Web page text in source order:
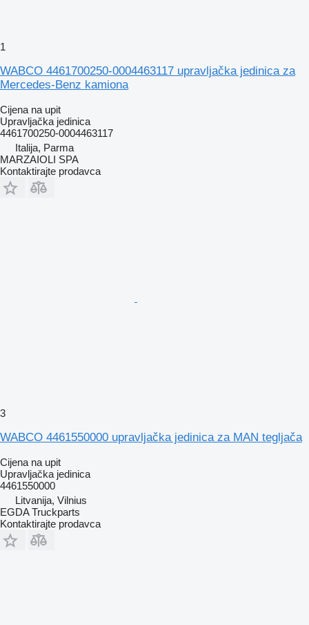
1
WABCO 4461700250-0004463117 upravljačka jedinica za
Mercedes-Benz kamiona
Cijena na upit
Upravljačka jedinica
4461700250-0004463117
Italija, Parma
MARZAIOLI SPA
Kontaktirajte prodavca
3
WABCO 4461550000 upravljačka jedinica za MAN tegljača
Cijena na upit
Upravljačka jedinica
4461550000
Litvanija, Vilnius
EGDA Truckparts
Kontaktirajte prodavca